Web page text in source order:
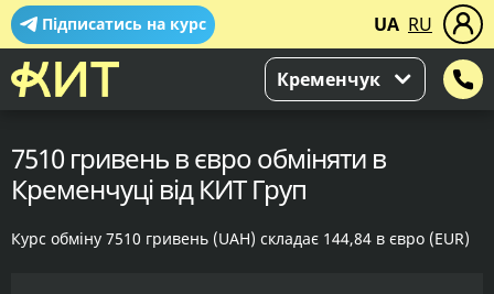
Підписатись на курс UA RU
Кременчук
7510 гривень в євро обміняти в
Кременчуці від КИТ Груп
Курс обміну 7510 гривень (UAH) складає 144,84 в євро (EUR)